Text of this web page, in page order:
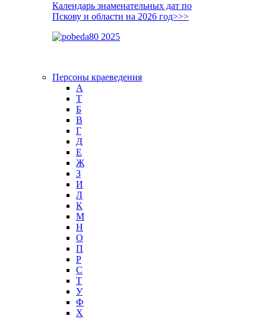
Календарь знаменательных дат по
Пскову и области на 2026 год>>>
Персоны краеведения
А
T
Б
В
Г
Д
Е
Ж
З
И
Л
К
М
Н
О
П
Р
С
Т
У
Ф
Х